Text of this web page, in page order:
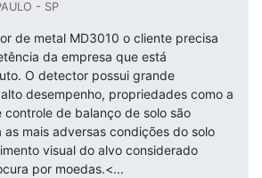
- SP
de metal MD3010 o cliente precisa
da empresa que está
O detector possui grande
desempenho, propriedades como a
controle de balanço de solo são
as mais adversas condições do solo
visual do alvo considerado
por moedas.<...